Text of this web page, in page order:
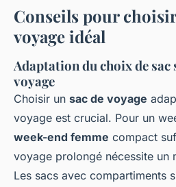
Conseils pour
voyage idéal
Adaptation du choix de sac
voyage
Choisir un sac de voyage
voyage est crucial. Pour un
week-end femme compact
voyage prolongé nécessite un
Les sacs avec compartiments